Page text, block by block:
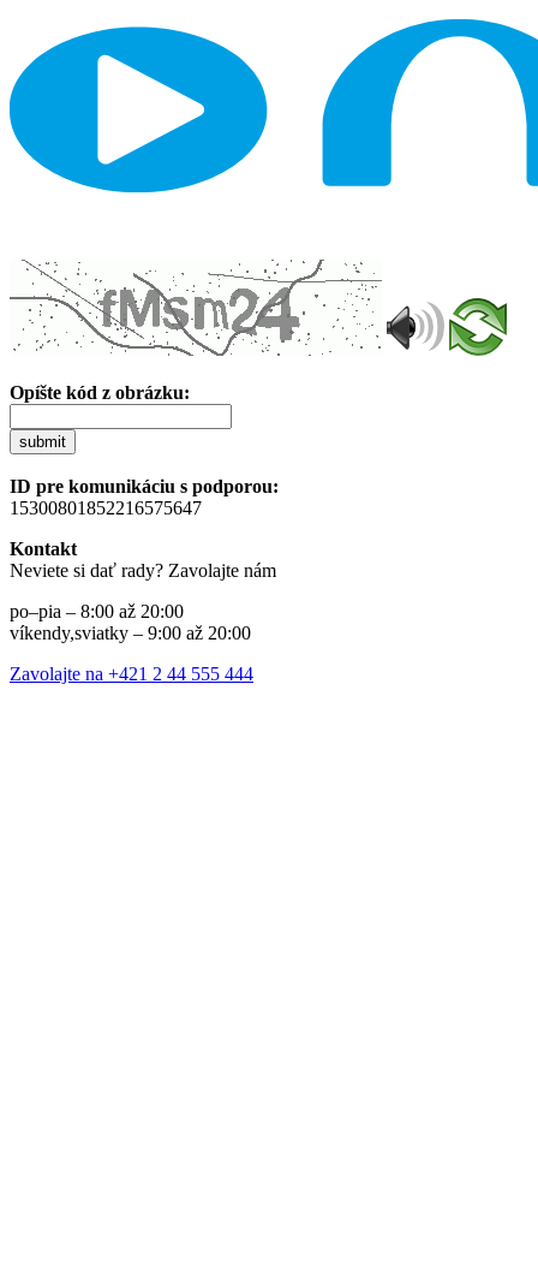
Opíšte kód z obrázku:
submit
ID pre komunikáciu s podporou:
15300801852216575647
Kontakt
Neviete si dať rady? Zavolajte nám
po–pia – 8:00 až 20:00
víkendy,sviatky – 9:00 až 20:00
Zavolajte na +421 2 44 555 444